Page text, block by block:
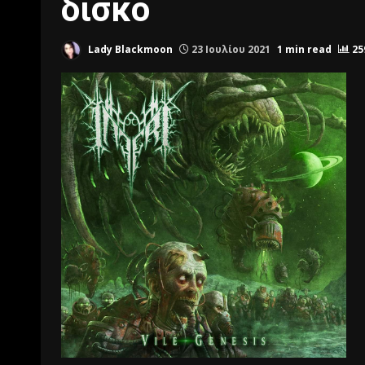
δίσκο
Lady Blackmoon 23 Ιουλίου 2021 1 min read